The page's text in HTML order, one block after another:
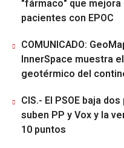
"fármaco" que
pacientes con EPOC
COMUNICADO:
InnerSpace muestra
geotérmico del
CIS.- El PSOE baja
suben PP y Vox y la
10 puntos